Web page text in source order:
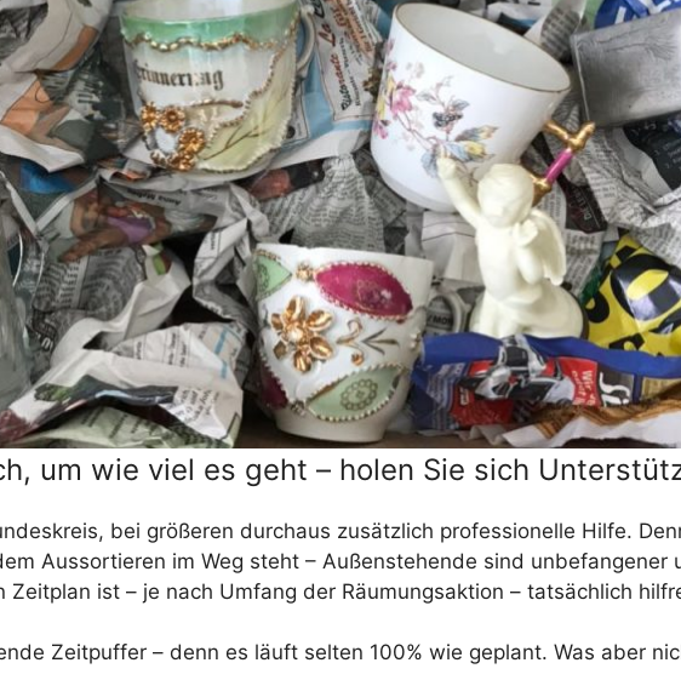
um wie viel es geht – holen Sie sich
bei größeren durchaus zusätzlich professionelle Hilfe.
Aussortieren im Weg steht – Außenstehende sind unbefangener
Zeitplan ist – je nach Umfang der Räumungsaktion – tatsächlich
Zeitpuffer – denn es läuft selten 100% wie geplant. Was aber